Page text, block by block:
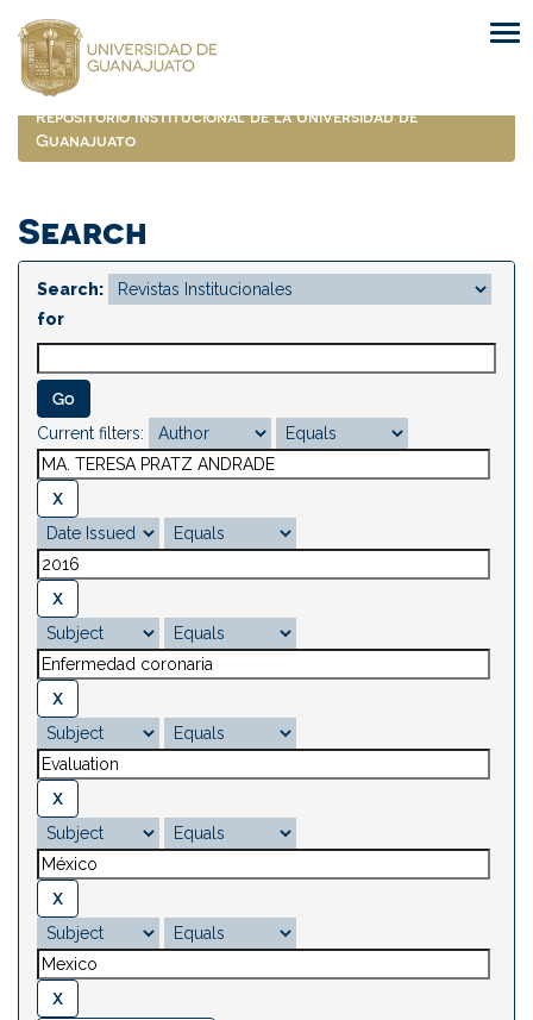
navigation
Repositorio Institucional de la Universidad de
Guanajuato
Search
Search:
for
Current filters: